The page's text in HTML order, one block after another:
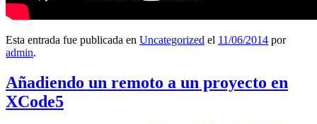
Esta entrada fue publicada en Uncategorized el 11/06/2014 por
admin.
Añadiendo un remoto a un proyecto en
XCode5